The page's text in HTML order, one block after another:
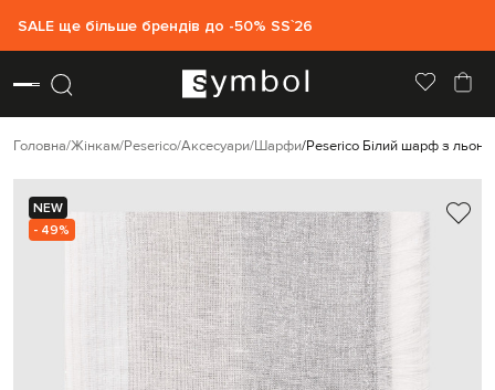
SALE ще більше брендів до -50% SS`26
Головна Жінкам Peserico Аксесуари Шарфи Peserico Білий шарф з
NEW
- 49%